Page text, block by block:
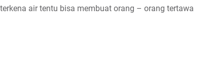
air tentu bisa membuat orang – orang tertawa